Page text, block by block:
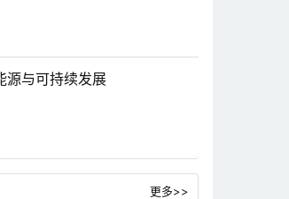
源与可持续发展
更多>>